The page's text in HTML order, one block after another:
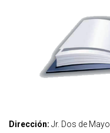
Dirección: Jr. Dos de